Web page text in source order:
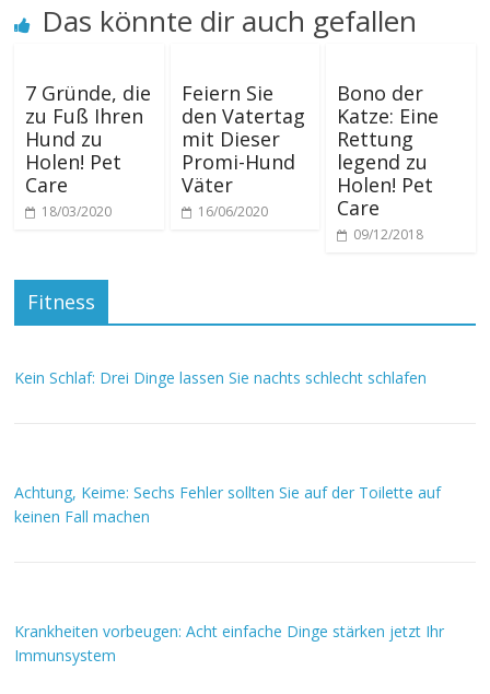
Das könnte dir auch gefallen
7 Gründe, die
zu Fuß Ihren
Hund zu
Holen! Pet
Care
18/03/2020
Feiern Sie
den Vatertag
mit Dieser
Promi-Hund
Väter
16/06/2020
Bono der
Katze: Eine
Rettung
legend zu
Holen! Pet
Care
09/12/2018
Fitness
Kein Schlaf: Drei Dinge lassen Sie nachts schlecht schlafen
Achtung, Keime: Sechs Fehler sollten Sie auf der Toilette auf
keinen Fall machen
Krankheiten vorbeugen: Acht einfache Dinge stärken jetzt Ihr
Immunsystem